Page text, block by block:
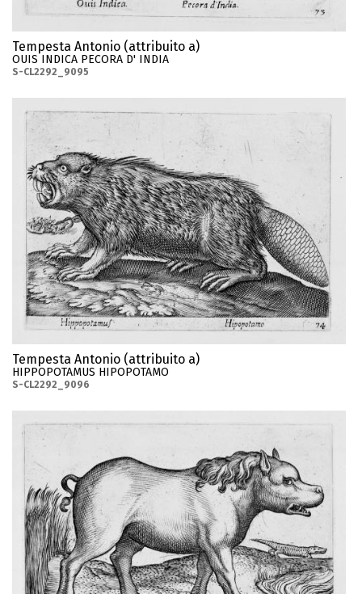
Tempesta Antonio (attribuito a)
OUIS INDICA PECORA D' INDIA
S-CL2292_9095
Tempesta Antonio (attribuito a)
HIPPOPOTAMUS HIPOPOTAMO
S-CL2292_9096